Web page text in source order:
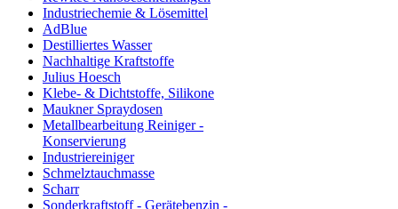
Industriechemie & Lösemittel
AdBlue
Destilliertes Wasser
Nachhaltige Kraftstoffe
Julius Hoesch
Klebe- & Dichtstoffe, Silikone
Maukner Spraydosen
Metallbearbeitung Reiniger -
Konservierung
Industriereiniger
Schmelztauchmasse
Scharr
Sonderkraftstoff - Gerätebenzin -